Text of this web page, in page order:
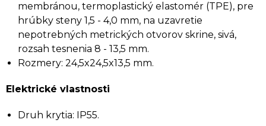
membránou, termoplastický elastomér (TPE), pre
hrúbky steny 1,5 - 4,0 mm, na uzavretie
nepotrebných metrických otvorov skrine, sivá,
rozsah tesnenia 8 - 13,5 mm.
Rozmery: 24,5x24,5x13,5 mm.
Elektrické vlastnosti
Druh krytia: IP55.